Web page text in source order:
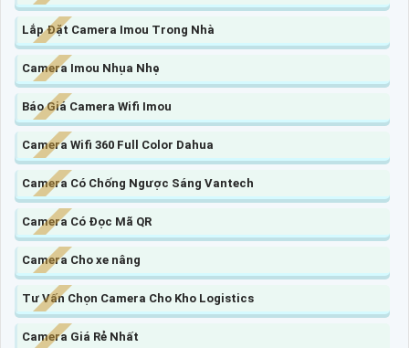
Lắp Đặt Camera Imou Trong Nhà
Camera Imou Nhụa Nhẹ
Báo Giá Camera Wifi Imou
Camera Wifi 360 Full Color Dahua
Camera Có Chống Ngược Sáng Vantech
Camera Có Đọc Mã QR
Camera Cho xe nâng
Tư Vấn Chọn Camera Cho Kho Logistics
Camera Giá Rẻ Nhất